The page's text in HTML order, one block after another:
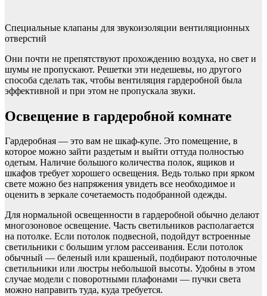
Специальные клапаны для звукоизоляции вентиляционных
отверстий
Они почти не препятствуют прохождению воздуха, но свет и
шумы не пропускают. Решетки эти недешевы, но другого
способа сделать так, чтобы вентиляция гардеробной была
эффективной и при этом не пропускала звуки.
Освещение в гардеробной комнате
Гардеробная — это вам не шкаф-купе. Это помещение, в
которое можно зайти раздетым и выйти оттуда полностью
одетым. Наличие большого количества полок, ящиков и
шкафов требует хорошего освещения. Ведь только при ярком
свете можно без напряжения увидеть все необходимое и
оценить в зеркале сочетаемость подобранной одежды.
Для нормальной освещенности в гардеробной обычно делают
многозоновое освещение. Часть светильников располагается
на потолке. Если потолок подвесной, подойдут встроенные
светильники с большим углом рассеивания. Если потолок
обычный — беленый или крашеный, подбирают потолочные
светильники или люстры небольшой высоты. Удобны в этом
случае модели с поворотными плафонами — пучки света
можно направить туда, куда требуется.